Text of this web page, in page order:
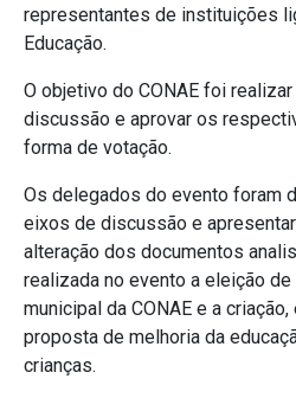
representantes de instituições
Educação.
O objetivo do CONAE foi
discussão e aprovar os
forma de votação.
Os delegados do evento foram
eixos de discussão e
alteração dos documentos
realizada no evento a eleição
municipal da CONAE e a
proposta de melhoria da
crianças.